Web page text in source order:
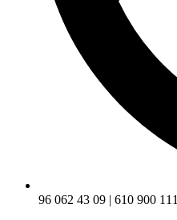
96 062 43 09 | 610 900 111